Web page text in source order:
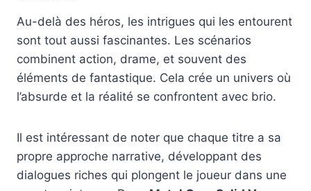
Au-delà des héros, les intrigues qui les entourent
sont tout aussi fascinantes. Les scénarios
combinent action, drame, et souvent des
éléments de fantastique. Cela crée un univers où
l’absurde et la réalité se confrontent avec brio.
Il est intéressant de noter que chaque titre a sa
propre approche narrative, développant des
dialogues riches qui plongent le joueur dans une